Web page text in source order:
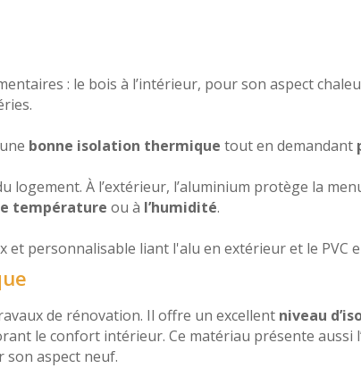
: le bois à l’intérieur, pour son aspect
bonne isolation thermique tout en demandant
À l’extérieur, l’aluminium protège la
températureou à l’humidité.
et personnalisable liant l'alu en extérieur et le PVC
de rénovation. Il offre un excellent niveau
le confort intérieur. Ce matériau présente aussi
son aspect neuf.